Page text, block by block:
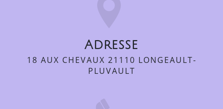
Adresse
18 AUX CHEVAUX 21110 LONGEAULT-
PLUVAULT